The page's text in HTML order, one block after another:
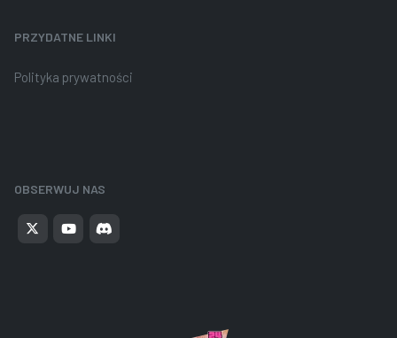
PRZYDATNE LINKI
Polityka prywatności
OBSERWUJ NAS